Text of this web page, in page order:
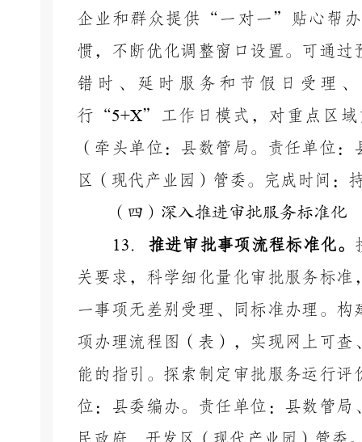
企业和群众提供
“一对一”贴心帮
惯，不断优化调整窗口设置。可通
错时、延时服务和节假日受理
行
“5+X”
工作日模式，对重点区
（牵头单位：县数管局。责任单位
区（现代产业园）管委。完成时间：
（四）深入推进审批服务标准化
13． 推进审批事项流程标准化。
关要求，科学细化量化审批服务标
一事项无差别受理、同标准办理。
项办理流程图（表），实现网上可
能的指引。探索制定审批服务运行
位：县委编办。责任单位：县数管